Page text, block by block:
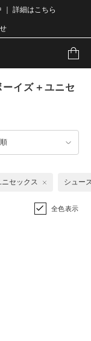
｜ 詳細はこちら
イズ＋ユニセ
ニセックス シュー
全色表示